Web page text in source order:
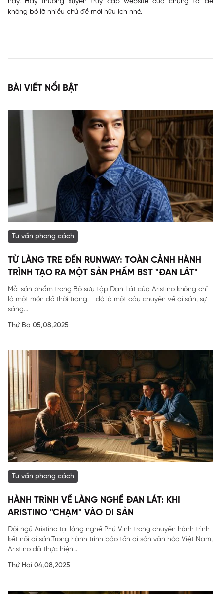
nay. Hãy thường xuyên truy cập website của chúng tôi để
không bỏ lỡ nhiều chủ đề mới hữu ích nhé.
BÀI VIẾT NỔI BẬT
Tư vấn phong cách
TỪ LÀNG TRE ĐẾN RUNWAY: TOÀN CẢNH HÀNH
TRÌNH TẠO RA MỘT SẢN PHẨM BST "ĐAN LÁT"
Mỗi sản phẩm trong Bộ sưu tập Đan Lát của Aristino không chỉ
là một món đồ thời trang – đó là một câu chuyện về di sản, sự
sáng...
Thứ Ba 05,08,2025
Tư vấn phong cách
HÀNH TRÌNH VỀ LÀNG NGHỀ ĐAN LÁT: KHI
ARISTINO "CHẠM" VÀO DI SẢN
Đội ngũ Aristino tại làng nghề Phú Vinh trong chuyến hành trình
kết nối di sản.Trong hành trình bảo tồn di sản văn hóa Việt Nam,
Aristino đã thực hiện...
Thứ Hai 04,08,2025